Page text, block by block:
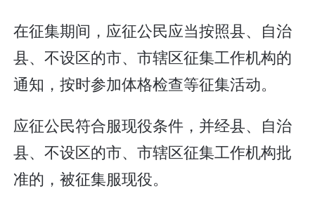
在征集期间，应征公民应当按照县、自治
县、不设区的市、市辖区征集工作机构的
通知，按时参加体格检查等征集活动。
应征公民符合服现役条件，并经县、自治
县、不设区的市、市辖区征集工作机构批
准的，被征集服现役。